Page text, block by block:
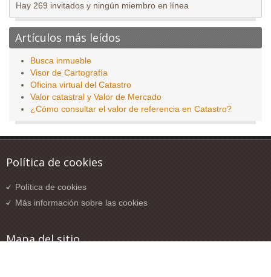
Hay 269 invitados y ningún miembro en línea
Artículos más leídos
Busca inmueble
Visor de Cartografía
Oficina virtual del Catastro
Valor catastral y Valor de Mercado
¿Cómo consultar el valor de referencia en Catastro?
Política de cookies
Política de cookies
Más información sobre las cookies
Mapa del sitio